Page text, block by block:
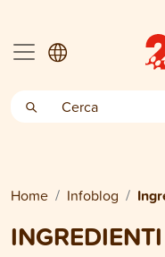
Home Infoblog